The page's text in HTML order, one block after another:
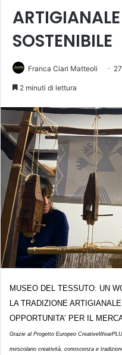
ARTIGIANALE
SOSTENIBILE
Franca Ciari Matteoli
2 minuti di lettura
MUSEO DEL TESSUTO: UN
LA TRADIZIONE
OPPORTUNITA’ PER IL
Grazie al Progetto Europeo
mescolano creatività, conoscenza e